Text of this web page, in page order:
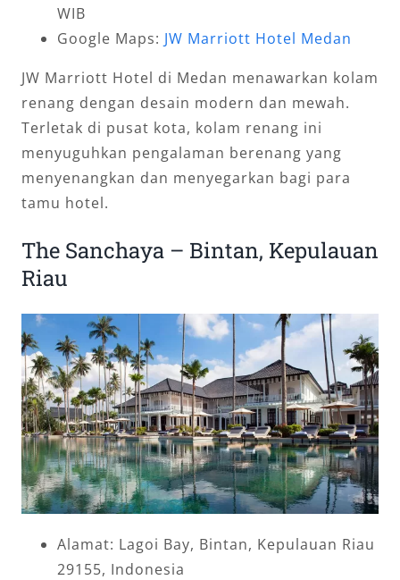
WIB
Google Maps: JW Marriott Hotel Medan
JW Marriott Hotel di Medan menawarkan kolam
renang dengan desain modern dan mewah.
Terletak di pusat kota, kolam renang ini
menyuguhkan pengalaman berenang yang
menyenangkan dan menyegarkan bagi para
tamu hotel.
The Sanchaya – Bintan, Kepulauan
Riau
Alamat: Lagoi Bay, Bintan, Kepulauan Riau
29155, Indonesia